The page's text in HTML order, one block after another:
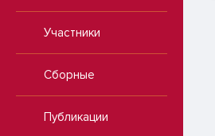
Участники
Сборные
Публикации